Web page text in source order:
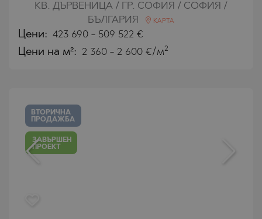
КВ. ДЪРВЕНИЦА / ГР. СОФИЯ / СОФИЯ /
БЪЛГАРИЯ
КАРТА
Цени: 423 690 - 509 522 €
Цени на м²: 2 360 - 2 600 €/м2
ВТОРИЧНА
ПРОДАЖБА
ЗАВЪРШЕН
ПРОЕКТ